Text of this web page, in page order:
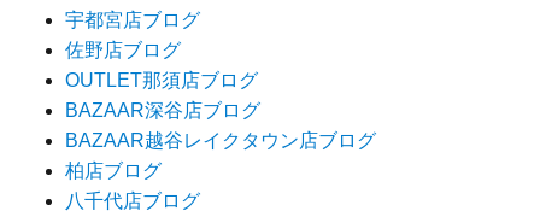
宇都宮店ブログ
佐野店ブログ
OUTLET那須店ブログ
BAZAAR深谷店ブログ
BAZAAR越谷レイクタウン店ブログ
柏店ブログ
八千代店ブログ